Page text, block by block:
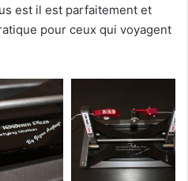
est il est parfaitement et
pour ceux qui voyagent